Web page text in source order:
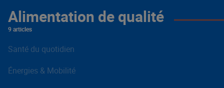
Alimentation de qualité
9 articles
Santé du quotidien
Énergies & Mobilité